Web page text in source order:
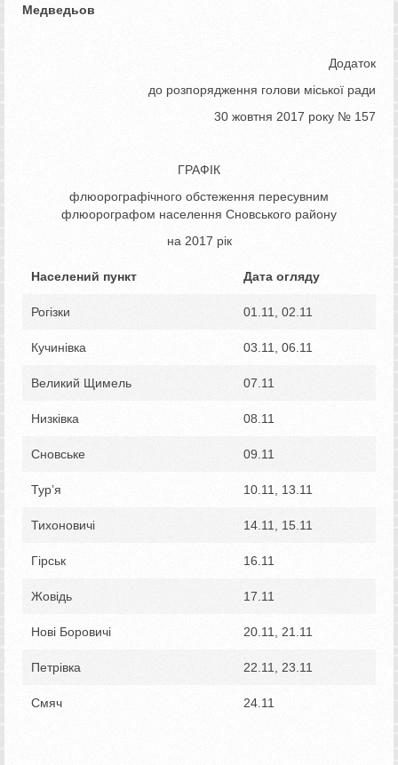
Медведьов
Додаток
до розпорядження голови міської ради
30 жовтня 2017 року № 157
ГРАФІК
флюорографічного обстеження пересувним
флюорографом населення Сновського району
на 2017 рік
Населений пункт Дата огляду
Рогізки 01.11, 02.11
Кучинівка 03.11, 06.11
Великий Щимель 07.11
Низківка 08.11
Сновське 09.11
Тур’я 10.11, 13.11
Тихоновичі 14.11, 15.11
Гірськ 16.11
Жовідь 17.11
Нові Боровичі 20.11, 21.11
Петрівка 22.11, 23.11
Смяч 24.11